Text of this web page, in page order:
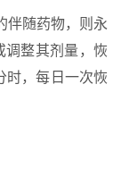
伴随药物，则永
调整其剂量，恢
时，每日一次恢